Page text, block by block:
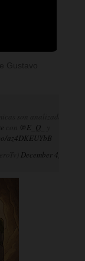
@E_Q_
az4DKEUYbB
December 4, 2024